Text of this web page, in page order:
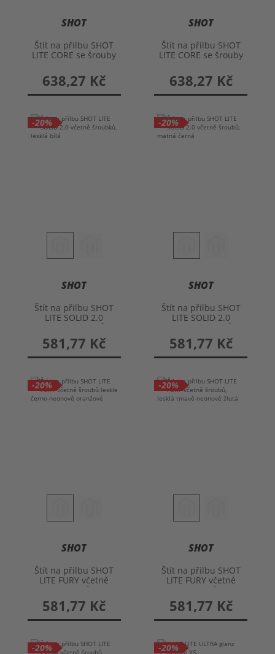
SHOT
Štít na přilbu SHOT
LITE CORE se šrouby
638,27 Kč
SHOT
Štít na přilbu SHOT
LITE CORE se šrouby
638,27 Kč
-20%
SHOT
Štít na přilbu SHOT
LITE SOLID 2.0
včetně šroubků
581,77 Kč
-20%
SHOT
Štít na přilbu SHOT
LITE SOLID 2.0
včetně šroubků
581,77 Kč
-20%
SHOT
Štít na přilbu SHOT
LITE FURY včetně
šroubků
581,77 Kč
-20%
SHOT
Štít na přilbu SHOT
LITE FURY včetně
šroubků
581,77 Kč
-20% -20%